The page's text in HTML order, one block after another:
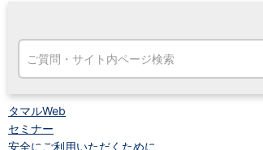
タマルWeb
セミナー
安全にご利用いただくために